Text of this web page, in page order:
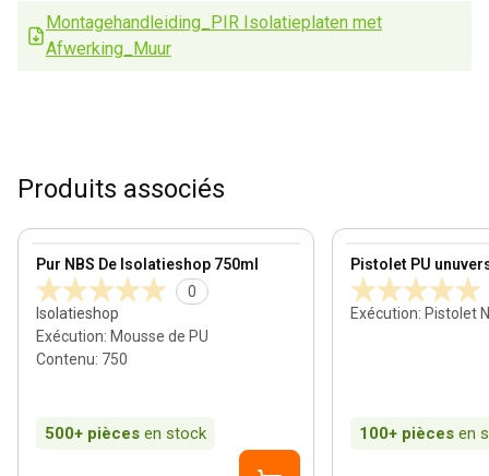
Montagehandleiding_PIR Isolatieplaten met
Afwerking_Muur
Produits associés
Pur NBS De Isolatieshop 750ml
0
Isolatieshop
Exécution: Mousse de PU
Contenu: 750
500+ pièces en stock
View product Pistolet PU
Exécution: Pistolet
100+ pièces en
View product